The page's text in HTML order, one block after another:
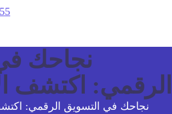
نجاحك
الرقمي: اكتشف
نجاحك في التسويق الرقمي: